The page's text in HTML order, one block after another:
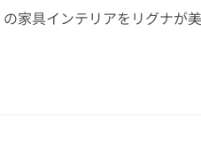
家具インテリアをリグナが